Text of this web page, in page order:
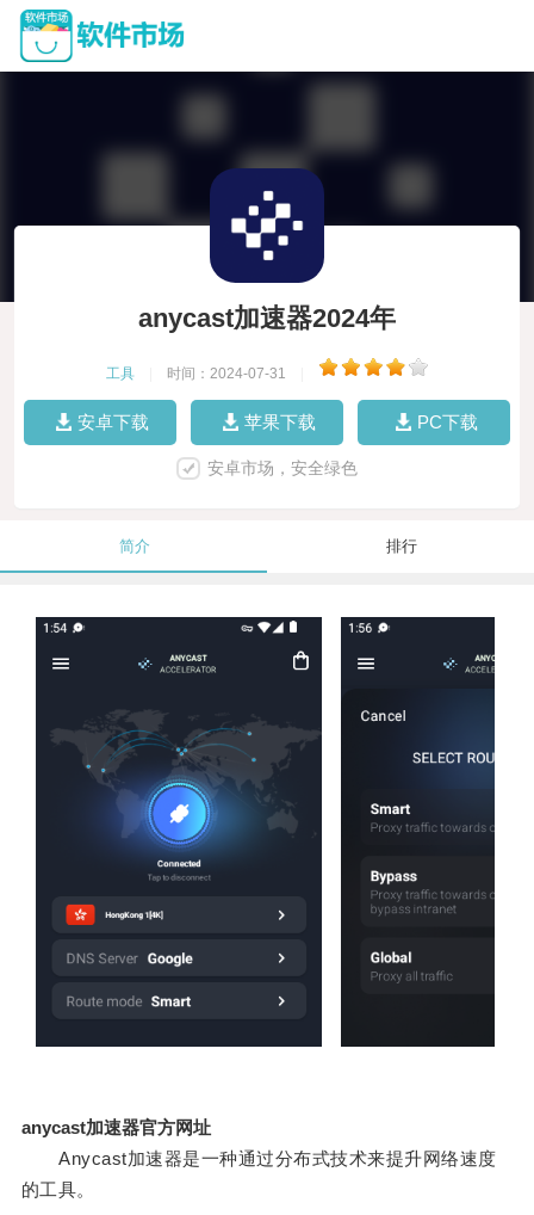
anycast加速器2024年
工具 时间：2024-07-31
安卓下载 苹果下载 PC下载
安卓市场，安全绿色
简介 排行
anycast加速器官方网址
Anycast加速器是一种通过分布式技术来提升网络速度
的工具。